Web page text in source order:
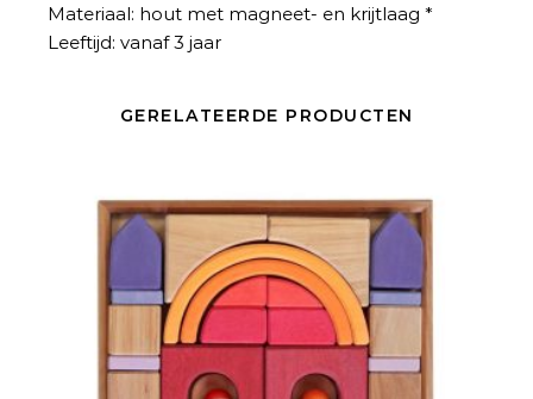
Materiaal: hout met magneet- en krijtlaag *
Leeftijd: vanaf 3 jaar
GERELATEERDE PRODUCTEN